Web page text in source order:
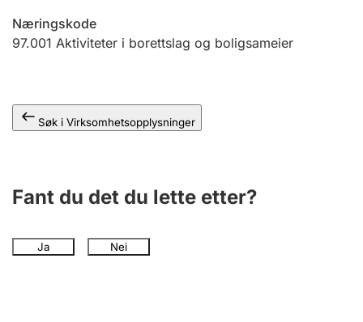
Offentlig sektor
Næringskode
97.001 Aktiviteter i borettslag og boligsameier
Søk i Virksomhetsopplysninger
Fant du det du lette etter?
Ja Nei